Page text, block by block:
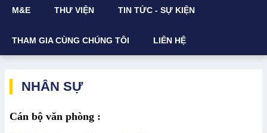
M&E THƯ VIỆN TIN TỨC - SỰ KIỆN
THAM GIA CÙNG CHÚNG TÔI LIÊN HỆ
NHÂN SỰ
Cán bộ văn phòng :